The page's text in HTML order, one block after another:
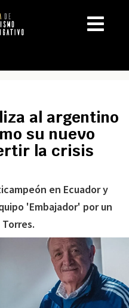
al argentino
su nuevo
la crisis
en Ecuador y
'Embajador' por un